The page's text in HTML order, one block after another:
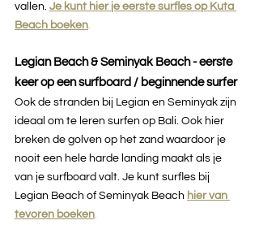
vallen. Je kunt hier je eerste surfles op Kuta
Beach boeken.
Legian Beach & Seminyak Beach - eerste
keer op een surfboard / beginnende surfer
Ook de stranden bij Legian en Seminyak zijn
ideaal om te leren surfen op Bali. Ook hier
breken de golven op het zand waardoor je
nooit een hele harde landing maakt als je
van je surfboard valt. Je kunt surfles bij
Legian Beach of Seminyak Beach hier van
tevoren boeken.